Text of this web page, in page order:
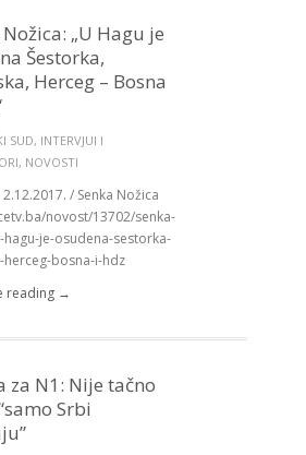
„U Hagu je
Šestorka,
Herceg – Bosna
SUD, INTERVJUI I
, NOVOSTI
2.12.2017. / Senka Nožica
novost/13702/senka-
hagu-je-osudena-sestorka-
herceg-bosna-i-hdz
reading →
za N1: Nije tačno
Srbi